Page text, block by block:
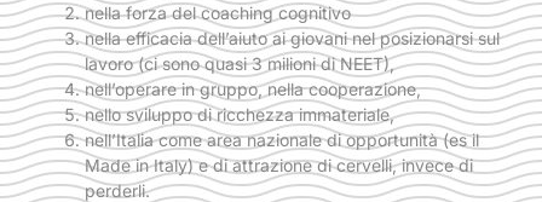
nella forza del coaching cognitivo
nella efficacia dell’aiuto ai giovani nel posizionarsi sul
lavoro (ci sono quasi 3 milioni di NEET),
nell’operare in gruppo, nella cooperazione,
nello sviluppo di ricchezza immateriale,
nell’Italia come area nazionale di opportunità (es il
Made in Italy) e di attrazione di cervelli, invece di
perderli.